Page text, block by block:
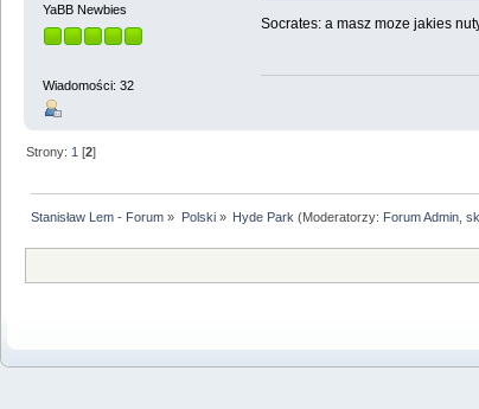
YaBB Newbies
Wiadomości: 32
Socrates: a masz moze jakies
Strony: 1 [2]
Stanisław Lem - Forum » Polski» Hyde Park (Moderatorzy: Forum Admin,